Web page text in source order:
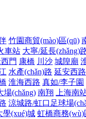
竹園商貿(mào)區(qū)
車站 大寧/延長(zhǎng)
門 康橋 川沙 城隍廟
水產(chǎn)路 延安西路
淮海西路 真如/李子園
場(chǎng) 南翔
上海南
涼城路/虹口足球場
(xué)城 虹橋商務(wù)